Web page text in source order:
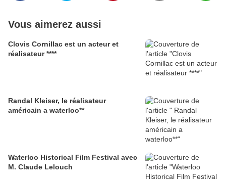
Vous aimerez aussi
Clovis Cornillac est un acteur et
réalisateur ****
Randal Kleiser, le réalisateur
américain a waterloo**
Waterloo Historical Film Festival avec
M. Claude Lelouch